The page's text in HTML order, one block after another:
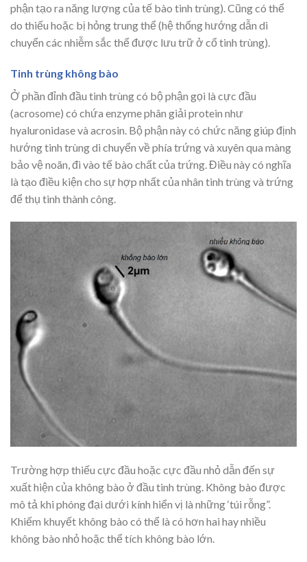
phận tạo ra năng lượng của tế bào tinh trùng). Cũng có thể
do thiếu hoặc bị hỏng trung thể (hệ thống hướng dẫn di
chuyển các nhiễm sắc thể được lưu trữ ở cổ tinh trùng).
Tinh trùng không bào
Ở phần đỉnh đầu tinh trùng có bộ phận gọi là cực đầu
(acrosome) có chứa enzyme phân giải protein như
hyaluronidase và acrosin. Bộ phận này có chức năng giúp định
hướng tinh trùng di chuyển về phía trứng và xuyên qua màng
bảo vệ noãn, đi vào tế bào chất của trứng. Điều này có nghĩa
là tạo điều kiện cho sự hợp nhất của nhân tinh trùng và trứng
để thụ tinh thành công.
Trường hợp thiếu cực đầu hoặc cực đầu nhỏ dẫn đến sự
xuất hiện của không bào ở đầu tinh trùng. Không bào được
mô tả khi phóng đại dưới kính hiển vị là những ‘túi rỗng”.
Khiếm khuyết không bào có thể là có hơn hai hay nhiều
không bào nhỏ hoặc thể tích không bào lớn.